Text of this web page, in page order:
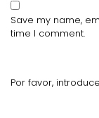
Save my name,
time I comment.
Por favor,